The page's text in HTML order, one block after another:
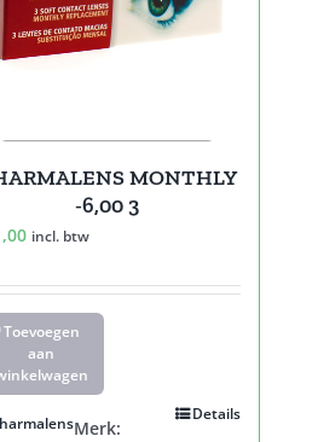
MONTHLY
-6,00 3
incl. btw
Toevoegen
aan
Details
Merk: